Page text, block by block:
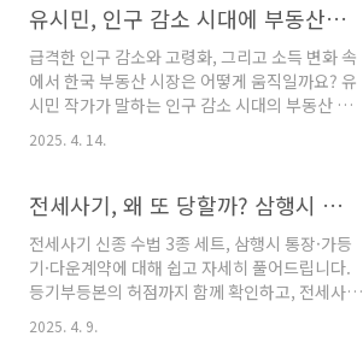
히 알아보기 ✦ 아파트 샷시 관련..
체, 해보신 분들은 아시겠지만 이게 한 번 마음먹
기가 참 쉽지 않죠. 오래된 아파트에 살면서 창문
이 제 역할을 못하는 걸 느꼈지만, “어디서 해야
잘했다 소문이 날까?”라는 생각 때문에 선뜻 결
정하지 못하게 됩니다. 그러다 우연히 접하게 된
케스코 샷시. 솔직히 처음엔 이름도 낯설었는데,
달성하고 1억을 쏘는 이벤트를 하고..
유시민, 인구 감소 시대에 부동산은 과연 오를 수 있을까?
급격한 인구 감소와 고령화, 그리고 소득 변화 속
에서 한국 부동산 시장은 어떻게 움직일까요? 유
시민 작가가 말하는 인구 감소 시대의 부동산 시
려본니다. 유시민이 말하는 부동산 전망, 인구감
하는 앞으로의 부동산 전망영상 보기 한국 사회
에서 부동산은 그야말로 ‘국민 스포츠’입니다. 아
침 뉴스부터 저녁 술자리까지 부동산 얘기가 빠
지면 섭섭하죠. 하지만 요즘은 이런 대화가 조금
씩 바뀌고 있어요. “앞으로 집값이 오를까?”보다
는 “이제 인구도 줄고 있는데 집값이 진짜 계속
2025. 4. 14.
전세사기, 왜 또 당할까? 삼행시 통장부터 등기부 공신력까지
전세사기 신종 수법 3종 세트, 삼행시 통장·가등
기·다운계약에 대해 쉽고 자세히 풀어드립니다.
등기부등본의 허점까지 함께 확인하고, 전세사기
예방법도 꼼꼼히 알려드려요. "전세사기 또?"
신종 수법에 당하지 않으려면, 이 글부터 보세요!
2025. 4. 9.